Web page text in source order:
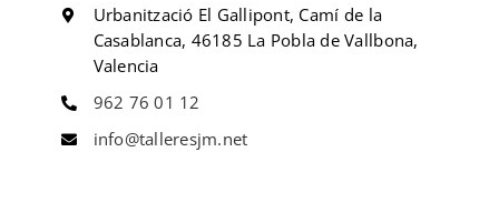
Urbanització El Gallipont, Camí de la
Casablanca, 46185 La Pobla de Vallbona,
Valencia
962 76 01 12
info@talleresjm.net